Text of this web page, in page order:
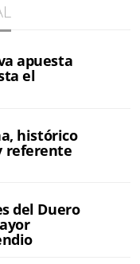
apuesta
el
histórico
referente
del Duero